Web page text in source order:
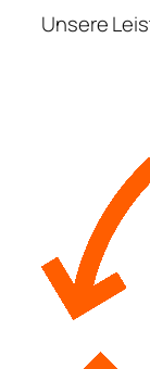
Unsere